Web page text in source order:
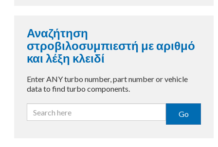
Αναζήτηση
στροβιλοσυμπιεστή με αριθμό
και λέξη κλειδί
Enter ANY turbo number, part number or vehicle
data to find turbo components.
Go